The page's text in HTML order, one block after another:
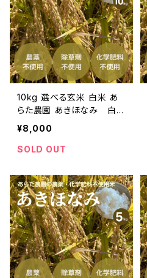
10kg 選べる玄米 白米 あ
らた農園 あきほなみ 白米
玄米 農薬 化学肥料 除草
剤 不使用 掛け干し 2
023年産
¥8,000
SOLD OUT